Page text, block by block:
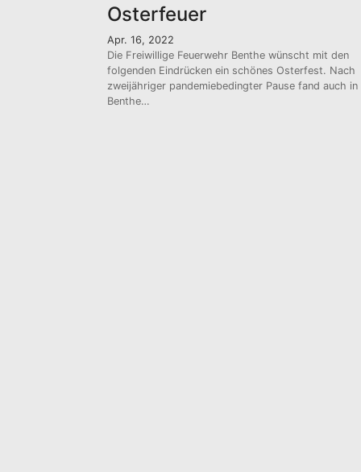
Osterfeuer
Apr. 16, 2022
Die Freiwillige Feuerwehr Benthe wünscht mit den
folgenden Eindrücken ein schönes Osterfest. Nach
zweijähriger pandemiebedingter Pause fand auch in
Benthe…